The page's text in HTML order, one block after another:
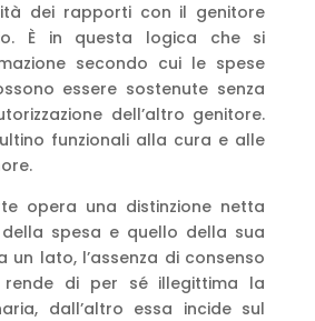
dei rapporti con il genitore
È in questa logica che si
secondo cui le spese
essere sostenute senza
dell’altro genitore.
funzionali alla cura e alle
opera una distinzione netta
spesa e quello della sua
un lato, l’assenza di consenso
rende di per sé illegittima la
dall’altro essa incide sul